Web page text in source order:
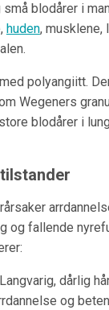
blodårer i
huden, musklene,
polyangiitt.
Wegeners
blodårer i
og fallende
dårlig
og